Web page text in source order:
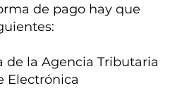
de pago hay que
de la Agencia Tributaria
Electrónica